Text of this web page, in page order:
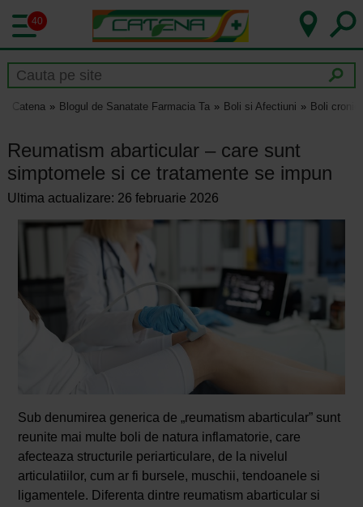
40
Catena Blogul de Sanatate Farmacia Ta Boli si Afectiuni Boli
Reumatism abarticular – care sunt
simptomele si ce tratamente se impun
Ultima actualizare: 26 februarie 2026
Sub denumirea generica de „reumatism abarticular” sunt
reunite mai multe boli de natura inflamatorie, care
afecteaza structurile periarticulare, de la nivelul
articulatiilor, cum ar fi bursele, muschii, tendoanele si
ligamentele. Diferenta dintre reumatism abarticular si